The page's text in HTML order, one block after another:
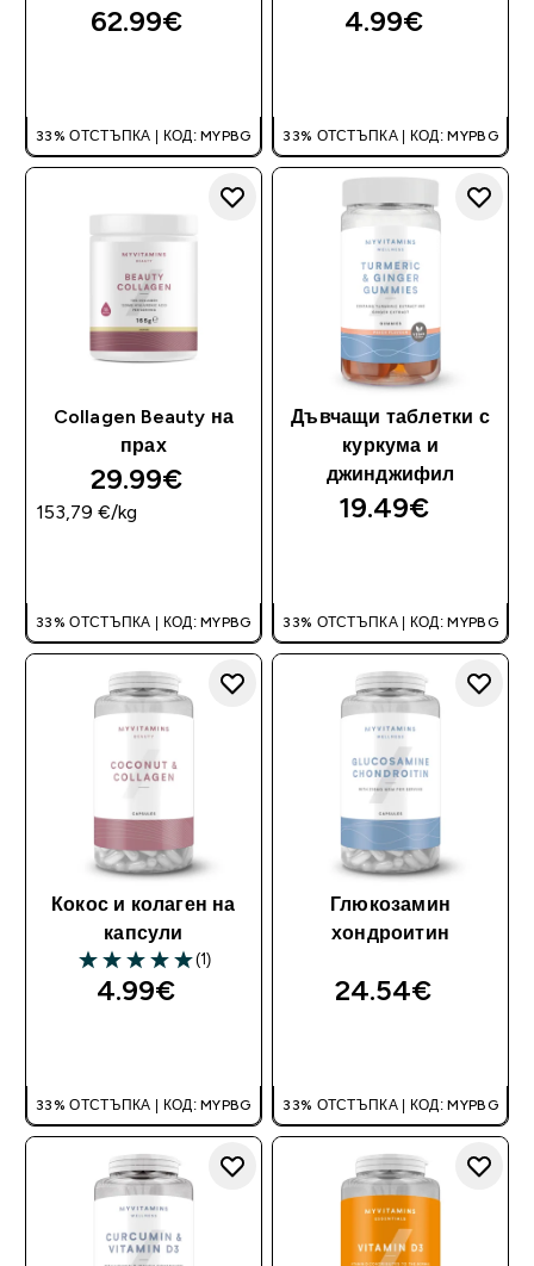
62.99€‎
33% ОТСТЪПКА | КОД: MYPBG
4.99€‎
33% ОТСТЪПКА | КОД: MYPBG
Collagen Beauty на
прах
29.99€‎
153,79 €‎/kg
33% ОТСТЪПКА | КОД: MYPBG
Дъвчащи таблетки с
куркума и
джинджифил
19.49€‎
33% ОТСТЪПКА | КОД: MYPBG
Кокос и колаген на
капсули
5 out of 5 stars
(1)
4.99€‎
33% ОТСТЪПКА | КОД: MYPBG
Глюкозамин
хондроитин
24.54€‎
33% ОТСТЪПКА | КОД: MYPBG